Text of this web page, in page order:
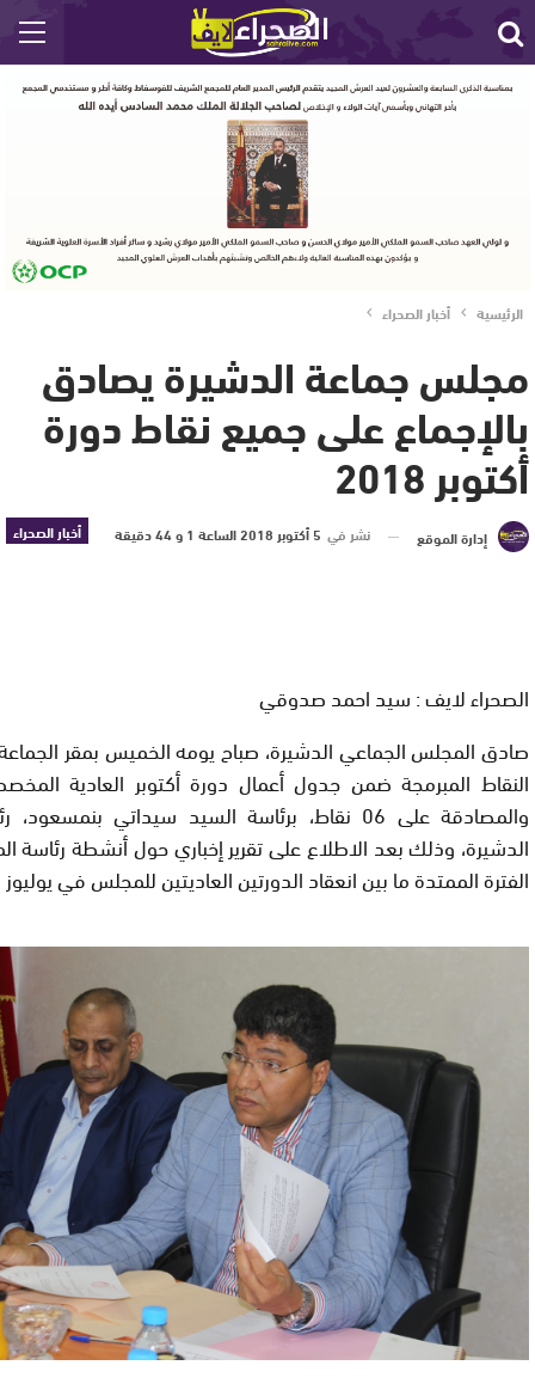
الرئيسية أخبار الصحراء
مجلس جماعة الدشيرة يصادق
بالإجماع على جميع نقاط دورة
أكتوبر 2018
أخبار الصحراء إدارة الموقع نشر في 5 أكتوبر 2018 الساعة 1 و 44 دقيقة
الصحراء لايف : سيد احمد صدوقي
صادق المجلس الجماعي الدشيرة، صباح يومه الخميس بمقر
النقاط المبرمجة ضمن جدول أعمال دورة أكتوبر العادية
والمصادقة على 06 نقاط، برئاسة السيد سيداتي
الدشيرة، وذلك بعد الاطلاع على تقرير إخباري حول أنشطة رئاسة
الفترة الممتدة ما بين انعقاد الدورتين العاديتين للمجلس في يوليوز